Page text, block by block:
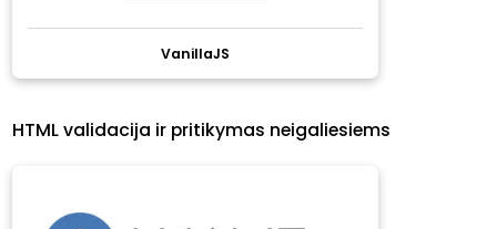
VanillaJS
HTML validacija ir pritikymas neigaliesiems